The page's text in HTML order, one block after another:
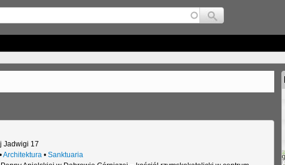
Jump to navigation
Jadwigi 17
Architektura • Sanktuaria